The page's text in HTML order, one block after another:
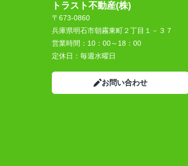
トラスト不動産(株)
〒673-0860
兵庫県明石市朝霧東町２丁目１－３７
営業時間： 10：00～18：00
定休日： 毎週水曜日
お問い合わせ